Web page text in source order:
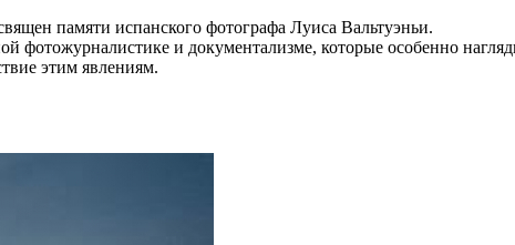
памяти испанского фотографа Луиса Вальтуэньи.
и документализме, которые особенно
этим явлениям.